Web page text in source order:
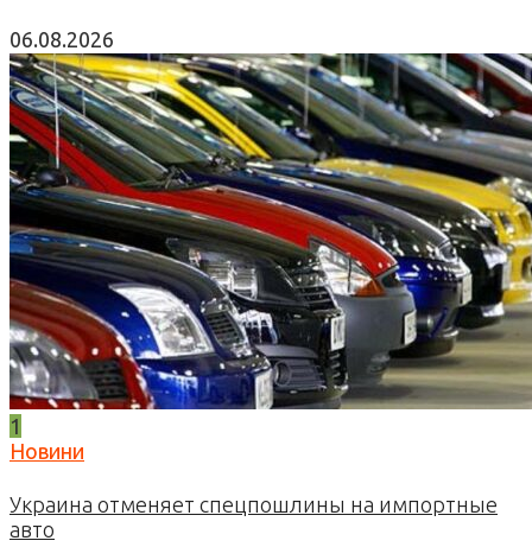
06.08.2026
1
Новини
Украина отменяет спецпошлины на импортные
авто